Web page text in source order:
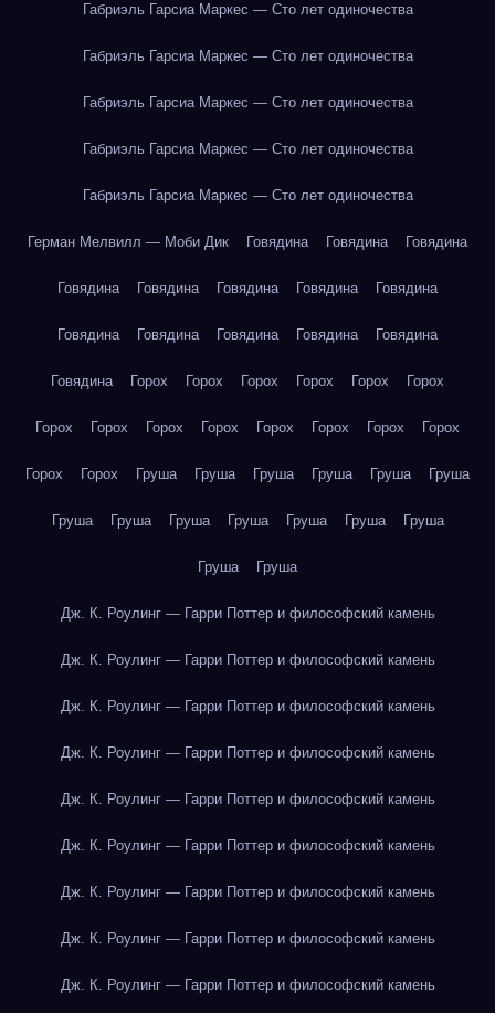
Габриэль Гарсиа Маркес — Сто лет одиночества
Габриэль Гарсиа Маркес — Сто лет одиночества
Габриэль Гарсиа Маркес — Сто лет одиночества
Габриэль Гарсиа Маркес — Сто лет одиночества
Габриэль Гарсиа Маркес — Сто лет одиночества
Герман Мелвилл — Моби Дик Говядина Говядина Говядина
Говядина Говядина Говядина Говядина Говядина
Говядина Говядина Говядина Говядина Говядина
Говядина Горох Горох Горох Горох Горох Горох
Горох Горох Горох Горох Горох Горох Горох Горох
Горох Горох Груша Груша Груша Груша Груша Груша
Груша Груша Груша Груша Груша Груша Груша
Груша Груша
Дж. К. Роулинг — Гарри Поттер и философский камень
Дж. К. Роулинг — Гарри Поттер и философский камень
Дж. К. Роулинг — Гарри Поттер и философский камень
Дж. К. Роулинг — Гарри Поттер и философский камень
Дж. К. Роулинг — Гарри Поттер и философский камень
Дж. К. Роулинг — Гарри Поттер и философский камень
Дж. К. Роулинг — Гарри Поттер и философский камень
Дж. К. Роулинг — Гарри Поттер и философский камень
Дж. К. Роулинг — Гарри Поттер и философский камень